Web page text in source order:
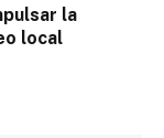
la
local